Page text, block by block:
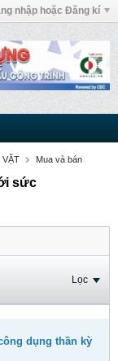
nhập hoặc Đăng kí
VẶT Mua và bán
sức
Lọc
dụng thần kỳ